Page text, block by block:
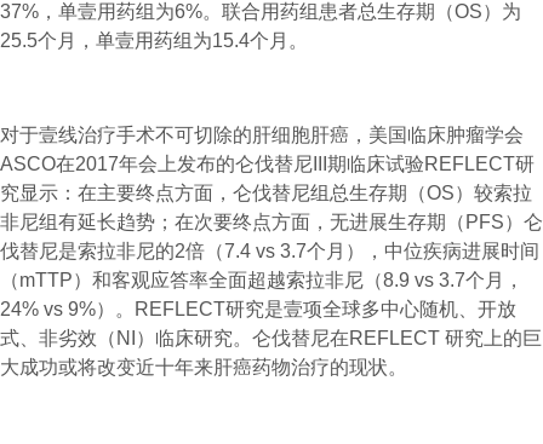
37%，单壹用药组为6%。联合用药组患者总生存期（OS）为
25.5个月，单壹用药组为15.4个月。
对于壹线治疗手术不可切除的肝细胞肝癌，美国临床肿瘤学会
ASCO在2017年会上发布的仑伐替尼III期临床试验REFLECT研
究显示：在主要终点方面，仑伐替尼组总生存期（OS）较索拉
非尼组有延长趋势；在次要终点方面，无进展生存期（PFS）仑
伐替尼是索拉非尼的2倍（7.4 vs 3.7个月），中位疾病进展时间
（mTTP）和客观应答率全面超越索拉非尼（8.9 vs 3.7个月，
24% vs 9%）。REFLECT研究是壹项全球多中心随机、开放
式、非劣效（NI）临床研究。仑伐替尼在REFLECT 研究上的巨
大成功或将改变近十年来肝癌药物治疗的现状。